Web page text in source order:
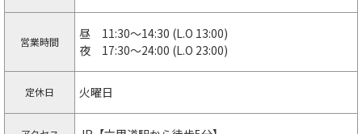
営業時間
昼 11:30～14:30 (L.O 13:00)
夜 17:30～24:00 (L.O 23:00)
定休日 火曜日